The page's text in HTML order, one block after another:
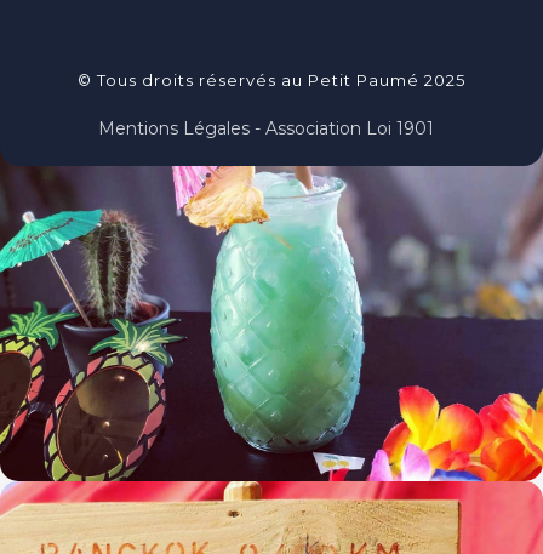
© Tous droits réservés au Petit Paumé 2025
Mentions Légales - Association Loi 1901